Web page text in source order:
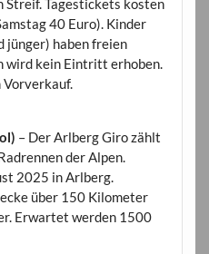
Tagestickets kosten
40 Euro). Kinder
jünger) haben freien
wird kein Eintritt erhoben.
Vorverkauf.
– Der Arlberg Giro zählt
der Alpen.
2025 in Arlberg.
über 150 Kilometer
Erwartet werden 1500